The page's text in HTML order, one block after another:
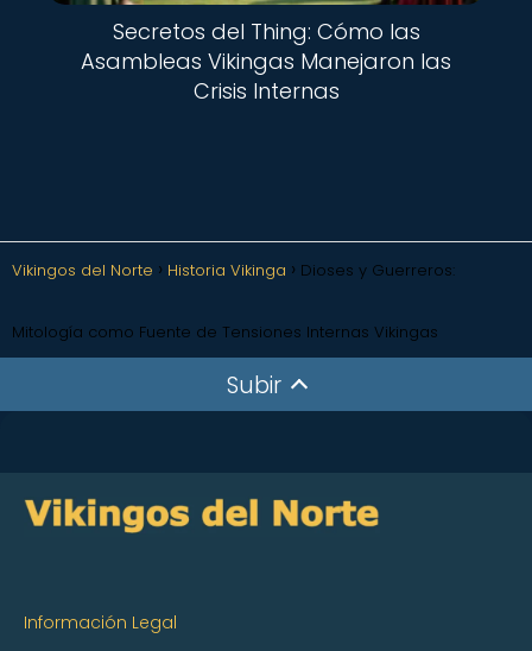
Secretos del Thing: Cómo las
Asambleas Vikingas Manejaron las
Crisis Internas
Vikingos del Norte Historia Vikinga Dioses y Guerreros:
Mitología como Fuente de Tensiones Internas Vikingas
Subir
Información Legal